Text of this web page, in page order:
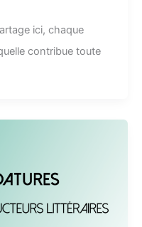
ici, chaque
contribue toute